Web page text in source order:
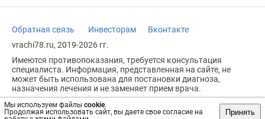
Мы используем файлы cookie.
Продолжая использовать сайт, вы даете свое согласие на
Принять
Обратная связь Инвесторам
Вконтакте
vrachi78.ru, 2019-2026 гг.
Имеются противопоказания, требуется консультация
специалиста. Информация, представленная на сайте, не
может быть использована для постановки диагноза,
назначения лечения и не заменяет прием врача.
Возрастное ограничение: 18+